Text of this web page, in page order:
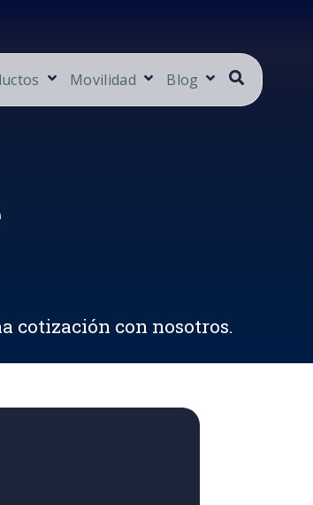
Movilidad Blog
cotización con nosotros.